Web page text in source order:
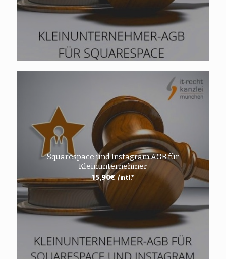
Squarespace und Instagram AGB für
Kleinunternehmer
15,90€ /mtl.*